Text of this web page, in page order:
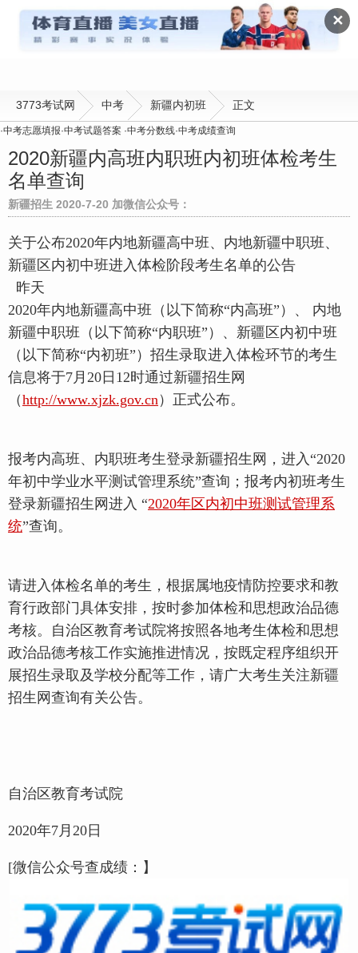
✕
新疆内初班
3773考试网 中考 新疆内初班 正文
·中考志愿填报·中考试题答案 ·中考分数线·中考成绩查询
2020新疆内高班内职班内初班体检考生
名单查询
新疆招生 2020-7-20 加微信公众号：
关于公布2020年内地新疆高中班、内地新疆中职班、
新疆区内初中班进入体检阶段考生名单的公告
昨天
2020年内地新疆高中班（以下简称“内高班”）、 内地
新疆中职班（以下简称“内职班”）、新疆区内初中班
（以下简称“内初班”）招生录取进入体检环节的考生
信息将于7月20日12时通过新疆招生网
（http://www.xjzk.gov.cn ）正式公布。
报考内高班、内职班考生登录新疆招生网，进入“2020
年初中学业水平测试管理系统”查询；报考内初班考生
登录新疆招生网进入 “2020年区内初中班测试管理系
统”查询。
请进入体检名单的考生，根据属地疫情防控要求和教
育行政部门具体安排，按时参加体检和思想政治品德
考核。自治区教育考试院将按照各地考生体检和思想
政治品德考核工作实施推进情况，按既定程序组织开
展招生录取及学校分配等工作，请广大考生关注新疆
招生网查询有关公告。
自治区教育考试院
2020年7月20日
[微信公众号查成绩：】